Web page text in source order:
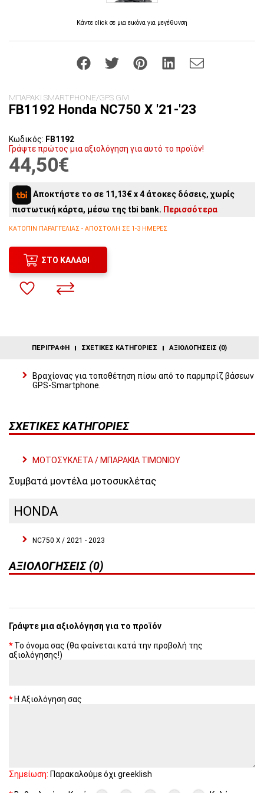
Κάντε click σε μια εικόνα για μεγέθυνση
ΜΠΑΡΑΚΙ SMARTPHONE/GPS GIVI
FB1192 Honda NC750 X '21-'23
Κωδικός: FB1192
Γράψτε πρώτος μια αξιολόγηση για αυτό το προϊόν!
44,50€
Αποκτήστε το σε 11,13€ x 4 άτοκες δόσεις, χωρίς
πιστωτική κάρτα, μέσω της tbi bank. Περισσότερα
ΚΑΤΌΠΙΝ ΠΑΡΑΓΓΕΛΊΑΣ - ΑΠΟΣΤΟΛΉ ΣΕ 1-3 ΗΜΈΡΕΣ
ΣΤΟ ΚΑΛΆΘΙ
ΠΕΡΙΓΡΑΦΉ ΣΧΕΤΙΚΈΣ ΚΑΤΗΓΟΡΊΕΣ ΑΞΙΟΛΟΓΉΣΕΙΣ (0)
Βραχίονας για τοποθέτηση πίσω από το παρμπρίζ βάσεων
GPS-Smartphone.
ΣΧΕΤΙΚΈΣ ΚΑΤΗΓΟΡΊΕΣ
ΜΟΤΟΣΥΚΛΕΤΑ / ΜΠΑΡΑΚΙΑ ΤΙΜΟΝΙΟΥ
Συμβατά μοντέλα μοτοσυκλέτας
HONDA
NC750 X / 2021 - 2023
ΑΞΙΟΛΟΓΉΣΕΙΣ (0)
Γράψτε μια αξιολόγηση για το προϊόν
Το όνομα σας (θα φαίνεται κατά την προβολή της
αξιολόγησης!)
Η Αξιολόγηση σας
Σημείωση: Παρακαλούμε όχι greeklish